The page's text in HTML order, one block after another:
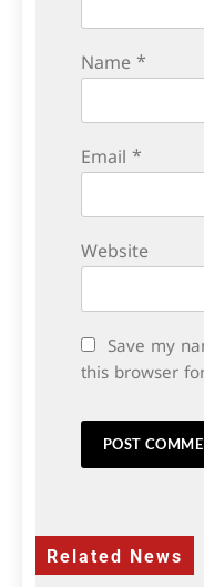
Name *
Email *
Website
Save my
this browser
Related News